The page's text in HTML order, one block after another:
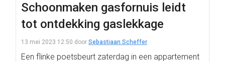
Schoonmaken gasfornuis leidt
tot ontdekking gaslekkage
13 mei 2023 12:50 door Sebastiaan Scheffer
Een flinke poetsbeurt zaterdag in een appartement